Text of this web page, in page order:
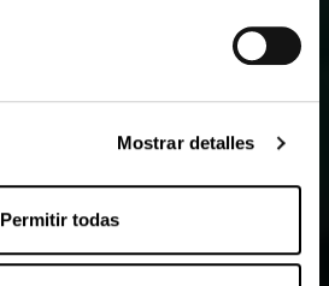
Mostrar detalles
Permitir todas